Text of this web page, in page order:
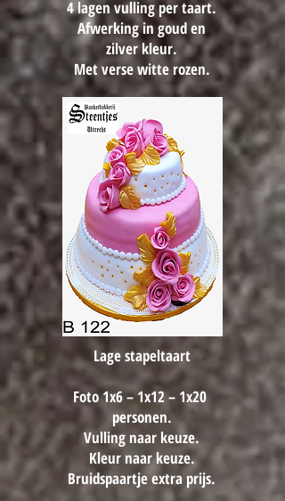
4 lagen vulling per taart.
Afwerking in gouden
zilver kleur.
Met verse witte rozen.
Lage stapeltaart
Foto 1x6 – 1x12 – 1x20
personen.
Vulling naar keuze.
Kleur naar keuze.
Bruidspaartje extra prijs.